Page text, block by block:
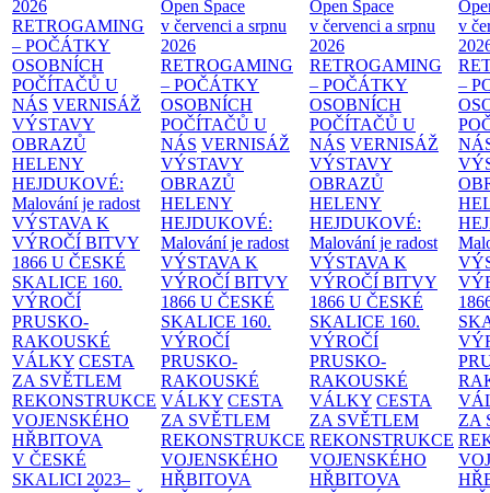
2026
RETROGAMING
– POČÁTKY
OSOBNÍCH
POČÍTAČŮ U
NÁS VERNISÁŽ
VÝSTAVY
OBRAZŮ
HELENY
HEJDUKOVÉ:
Malování je radost
VÝSTAVA K
VÝROČÍ BITVY
1866 U ČESKÉ
SKALICE 160.
VÝROČÍ
PRUSKO-
RAKOUSKÉ
VÁLKY CESTA
ZA SVĚTLEM
REKONSTRUKCE
VOJENSKÉHO
HŘBITOVA
V ČESKÉ
SKALICI 2023–
Open Space
v červenci a srpnu
2026
RETROGAMING
– POČÁTKY
OSOBNÍCH
POČÍTAČŮ U
NÁS VERNISÁŽ
VÝSTAVY
OBRAZŮ
HELENY
HEJDUKOVÉ:
Malování je radost
VÝSTAVA K
VÝROČÍ BITVY
1866 U ČESKÉ
SKALICE 160.
VÝROČÍ
PRUSKO-
RAKOUSKÉ
VÁLKY CESTA
ZA SVĚTLEM
REKONSTRUKCE
VOJENSKÉHO
HŘBITOVA
Open Space
v červenci a srpnu
2026
RETROGAMING
– POČÁTKY
OSOBNÍCH
POČÍTAČŮ U
NÁS VERNISÁŽ
VÝSTAVY
OBRAZŮ
HELENY
HEJDUKOVÉ:
Malování je radost
VÝSTAVA K
VÝROČÍ BITVY
1866 U ČESKÉ
SKALICE 160.
VÝROČÍ
PRUSKO-
RAKOUSKÉ
VÁLKY CESTA
ZA SVĚTLEM
REKONSTRUKCE
VOJENSKÉHO
HŘBITOVA
v
–
ZA